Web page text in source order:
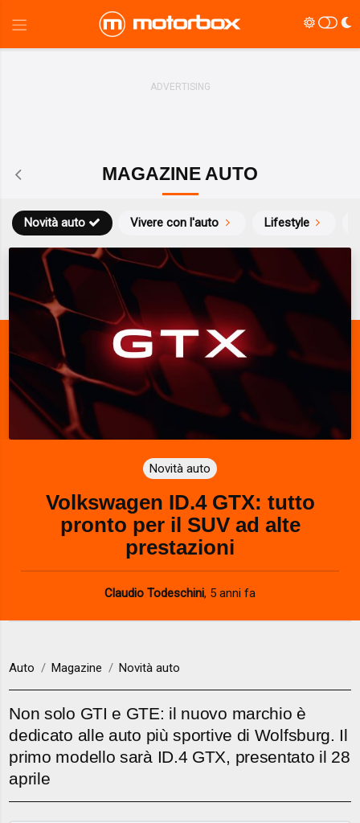
MAGAZINE AUTO
Novità auto Vivere con l'auto Lifestyle
Novità auto
Volkswagen ID.4 GTX: tutto
pronto per il SUV ad alte
prestazioni
Claudio Todeschini, 5 anni fa
Auto Magazine Novità auto
Non solo GTI e GTE: il nuovo marchio è
dedicato alle auto più sportive di Wolfsburg. Il
primo modello sarà ID.4 GTX, presentato il 28
aprile